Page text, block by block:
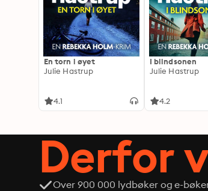
En torn i øyet
Julie Hastrup
4.1
I blindsonen
Julie Hastrup
4.2
Derfor
Over 900 000 lydbøker og e-